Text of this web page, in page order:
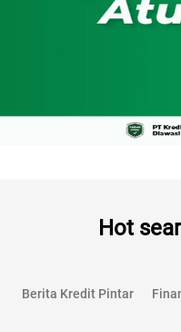
Hot
Berita Kredit Pintar